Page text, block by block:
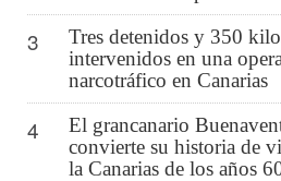
3
Tres detenidos y 350
intervenidos en una
narcotráfico en Canarias
4
El grancanario
convierte su historia de
la Canarias de los años